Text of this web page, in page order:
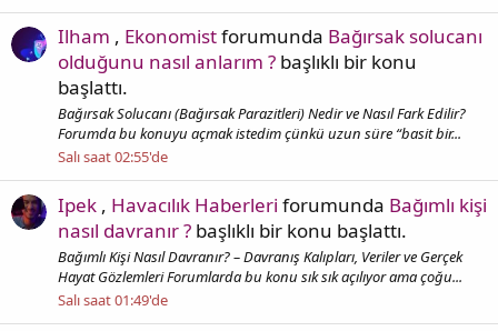
Ilham , Ekonomistforumunda Bağırsak solucanı
olduğunu nasıl anlarım ? başlıklı bir konu
başlattı.
Bağırsak Solucanı (Bağırsak Parazitleri) Nedir ve Nasıl Fark Edilir?
Forumda bu konuyu açmak istedim çünkü uzun süre “basit bir...
Salı saat 02:55'de
Ipek , Havacılık Haberleri forumunda Bağımlı kişi
nasıl davranır ? başlıklı bir konu başlattı.
Bağımlı Kişi Nasıl Davranır? – Davranış Kalıpları, Veriler ve Gerçek
Hayat Gözlemleri Forumlarda bu konu sık sık açılıyor ama çoğu...
Salı saat 01:49'de